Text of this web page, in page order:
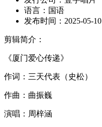
语言： 国语
发布时间： 2025-05-10
剪辑简介：
《厦门爱心传递》
作词：三天代表（史松）
作曲：曲振巍
演唱：周梓涵